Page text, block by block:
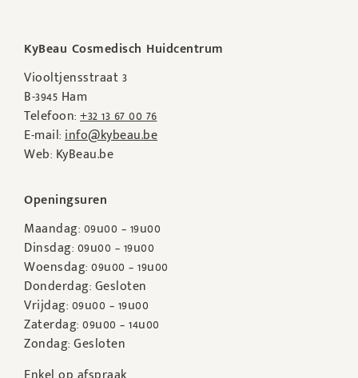
KyBeau Cosmedisch Huidcentrum
Viooltjensstraat 3
B-3945 Ham
Telefoon:+32 13 67 00 76
E-mail:info@kybeau.be
Web: KyBeau.be
Openingsuren
Maandag: 09u00 – 19u00
Dinsdag: 09u00 – 19u00
Woensdag: 09u00 – 19u00
Donderdag: Gesloten
Vrijdag: 09u00 – 19u00
Zaterdag: 09u00 – 14u00
Zondag: Gesloten